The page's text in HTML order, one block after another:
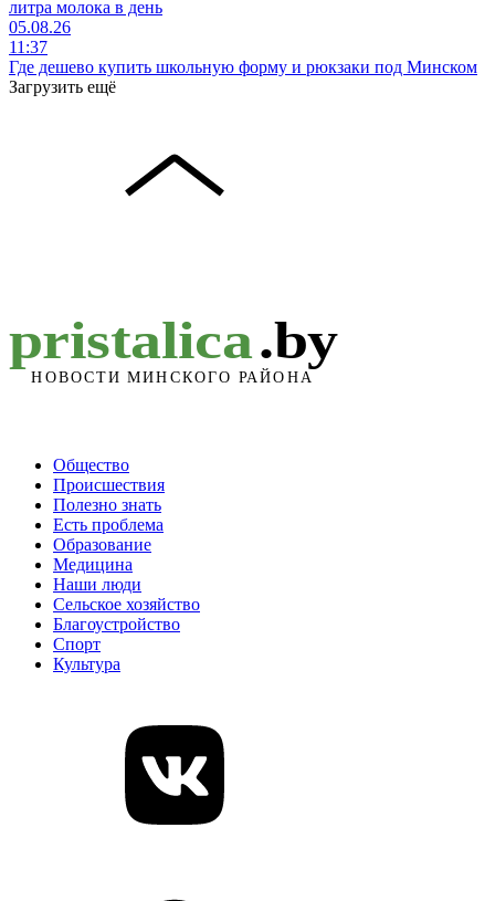
литра молока в день
05.08.26
11:37
Где дешево купить школьную форму и рюкзаки под Минском
Загрузить ещё
Общество
Происшествия
Полезно знать
Есть проблема
Образование
Медицина
Наши люди
Сельское хозяйство
Благоустройство
Спорт
Культура